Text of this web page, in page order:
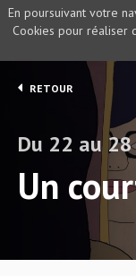
RETOUR
Du 22 au
Un
En poursuivant votre
Cookies pour réaliser